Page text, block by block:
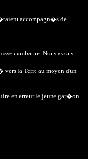
accompagn�s de
combattre. Nous avons
vers la Terre au moyen d'un
en erreur le jeune gar�on.